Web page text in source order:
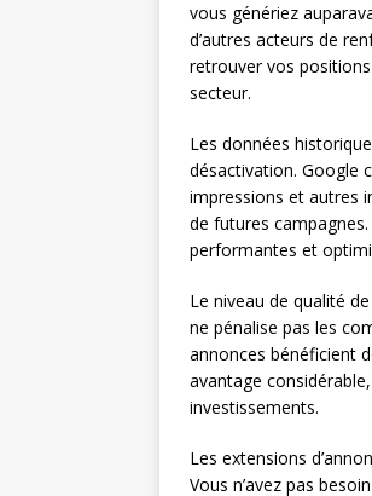
vous génériez
d’autres acteurs de
retrouver vos
secteur.
Les données
désactivation. Google
impressions et autres
de futures
performantes et
Le niveau de qualité
ne pénalise pas les
annonces bénéficient
avantage
investissements.
Les extensions
Vous n’avez pas